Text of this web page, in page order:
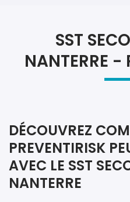
SST
NANTERRE -
DÉCOUVREZ
PREVENTIRISK
AVEC LE SST
NANTERRE